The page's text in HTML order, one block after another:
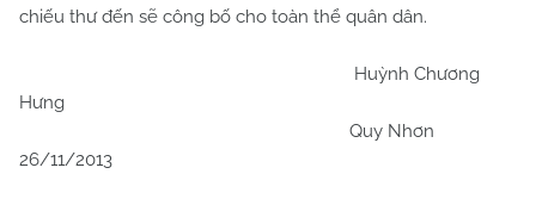
chiếu thư đến sẽ công bố cho toàn thể quân dân.
Huỳnh Chương
Hưng
Quy Nhơn
26/11/2013